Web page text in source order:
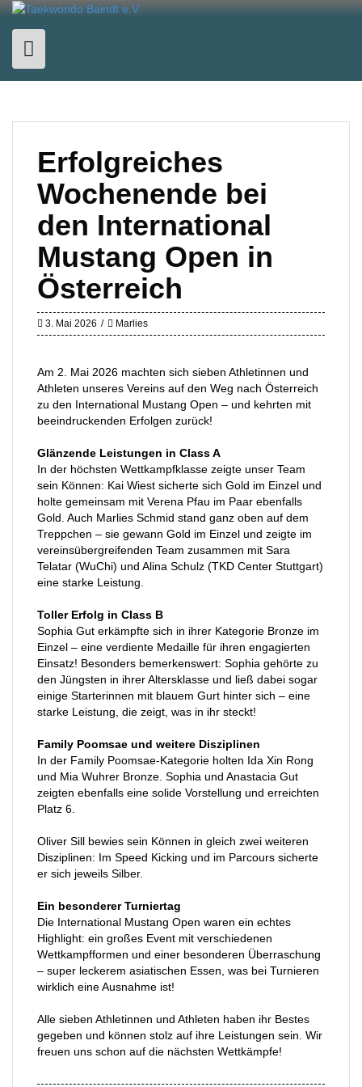
Skip
content
Erfolgreiches
Wochenende bei
den International
Mustang Open in
Österreich
3. Mai 2026 Marlies
Am 2. Mai 2026 machten sich sieben Athletinnen und
Athleten unseres Vereins auf den Weg nach Österreich
zu den International Mustang Open – und kehrten mit
beeindruckenden Erfolgen zurück!
Glänzende Leistungen in Class A
In der höchsten Wettkampfklasse zeigte unser Team
sein Können: Kai Wiest sicherte sich Gold im Einzel und
holte gemeinsam mit Verena Pfau im Paar ebenfalls
Gold. Auch Marlies Schmid stand ganz oben auf dem
Treppchen – sie gewann Gold im Einzel und zeigte im
vereinsübergreifenden Team zusammen mit Sara
Telatar (WuChi) und Alina Schulz (TKD Center Stuttgart)
eine starke Leistung.
Toller Erfolg in Class B
Sophia Gut erkämpfte sich in ihrer Kategorie Bronze im
Einzel – eine verdiente Medaille für ihren engagierten
Einsatz! Besonders bemerkenswert: Sophia gehörte zu
den Jüngsten in ihrer Altersklasse und ließ dabei sogar
einige Starterinnen mit blauem Gurt hinter sich – eine
starke Leistung, die zeigt, was in ihr steckt!
Family Poomsae und weitere Disziplinen
In der Family Poomsae-Kategorie holten Ida Xin Rong
und Mia Wuhrer Bronze. Sophia und Anastacia Gut
zeigten ebenfalls eine solide Vorstellung und erreichten
Platz 6.
Oliver Sill bewies sein Können in gleich zwei weiteren
Disziplinen: Im Speed Kicking und im Parcours sicherte
er sich jeweils Silber.
Ein besonderer Turniertag
Die International Mustang Open waren ein echtes
Highlight: ein großes Event mit verschiedenen
Wettkampfformen und einer besonderen Überraschung
– super leckerem asiatischen Essen, was bei Turnieren
wirklich eine Ausnahme ist!
Alle sieben Athletinnen und Athleten haben ihr Bestes
gegeben und können stolz auf ihre Leistungen sein. Wir
freuen uns schon auf die nächsten Wettkämpfe!